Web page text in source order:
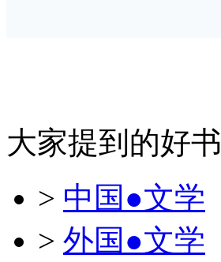
大家提到的好书
> 中国●文学
> 外国●文学